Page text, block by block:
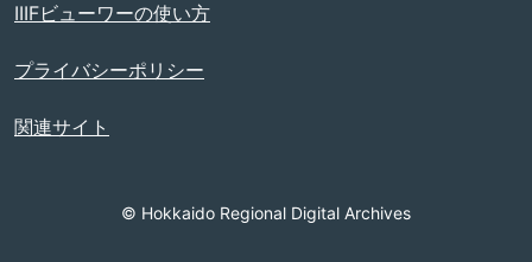
IIIFビューワーの使い方
プライバシーポリシー
関連サイト
© Hokkaido Regional Digital Archives